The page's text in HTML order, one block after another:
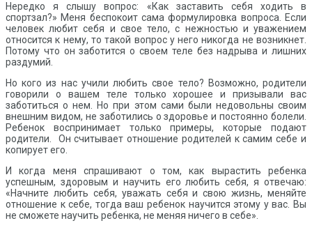
Нередко я слышу вопрос: «Как заставить себя ходить в
спортзал?» Меня беспокоит сама формулировка вопроса. Если
человек любит себя и свое тело, с нежностью и уважением
относится к нему, то такой вопрос у него никогда не возникнет.
Потому что он заботится о своем теле без надрыва и лишних
раздумий.
Но кого из нас учили любить свое тело? Возможно, родители
говорили о вашем теле только хорошее и призывали вас
заботиться о нем. Но при этом сами были недовольны своим
внешним видом, не заботились о здоровье и постоянно болели.
Ребенок воспринимает только примеры, которые подают
родители. Он считывает отношение родителей к самим себе и
копирует его.
И когда меня спрашивают о том, как вырастить ребенка
успешным, здоровым и научить его любить себя, я отвечаю:
«Начните любить себя, уважать себя и свою жизнь, меняйте
отношение к себе, тогда ваш ребенок научится этому у вас. Вы
не сможете научить ребенка, не меняя ничего в себе».